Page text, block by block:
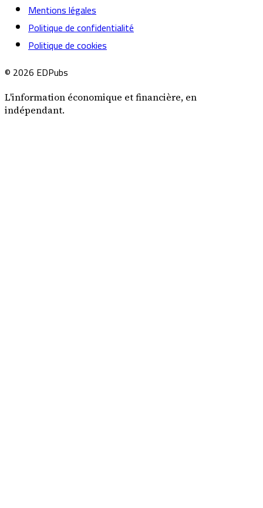
Mentions légales
Politique de confidentialité
Politique de cookies
© 2026 EDPubs
L'information économique et financière, en
indépendant.